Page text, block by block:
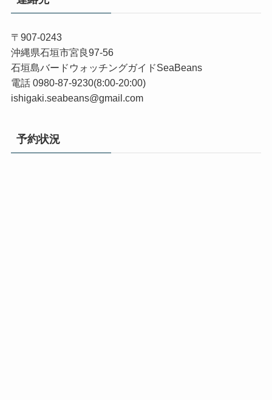
〒907-0243
沖縄県石垣市宮良97-56
石垣島バードウォッチングガイドSeaBeans
電話 0980-87-9230(8:00-20:00)
ishigaki.seabeans@gmail.com
予約状況